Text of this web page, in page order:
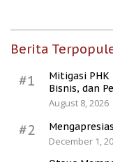
Berita
#1
Mitigasi
Bisnis, dan
August 8, 2026
#2
December 1,